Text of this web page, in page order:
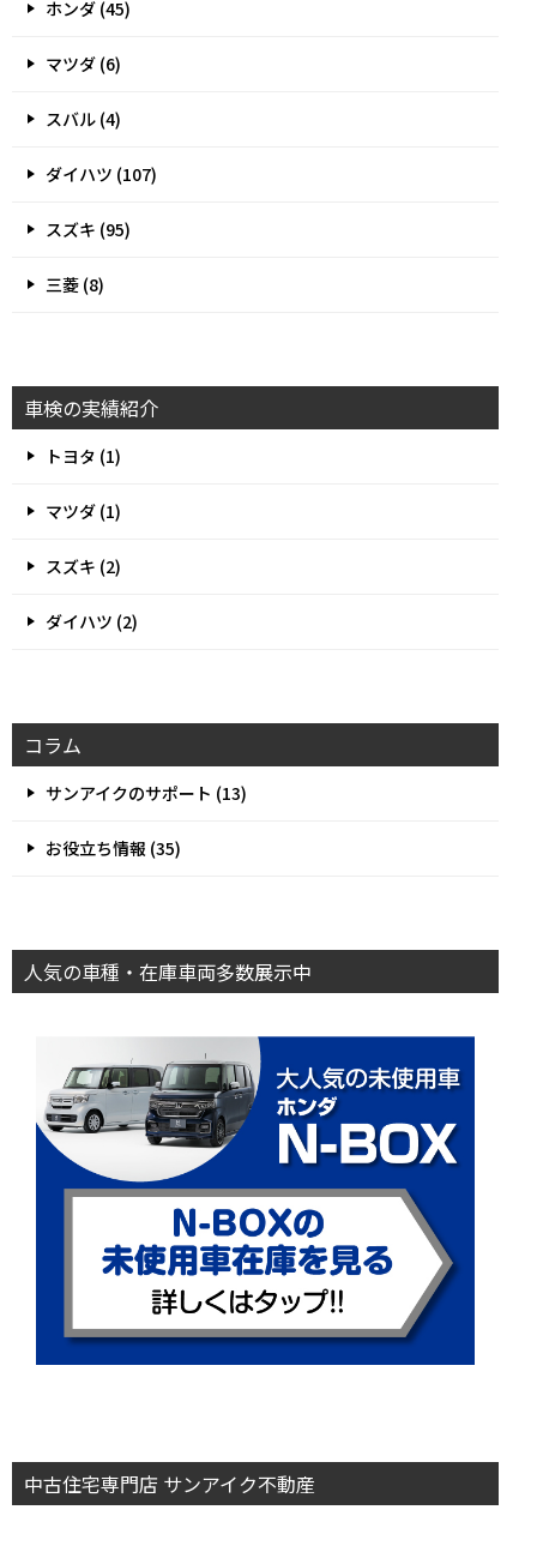
ホンダ (45)
マツダ (6)
スバル (4)
ダイハツ (107)
スズキ (95)
三菱 (8)
車検の実績紹介
トヨタ (1)
マツダ (1)
スズキ (2)
ダイハツ (2)
コラム
サンアイクのサポート (13)
お役立ち情報 (35)
人気の車種・在庫車両多数展示中
中古住宅専門店 サンアイク不動産